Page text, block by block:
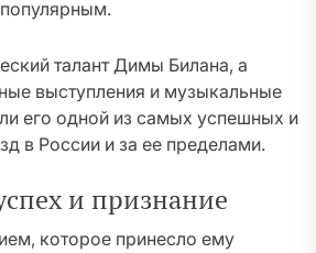
талант Димы Билана, а
выступления и музыкальные
его одной из самых успешных и
в России и за ее пределами.
и признание
которое принесло ему